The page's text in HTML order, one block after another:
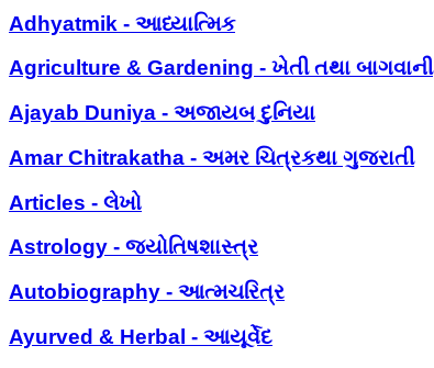
Adhyatmik - આધ્યાત્મિક
Agriculture & Gardening - ખેતી તથા બાગવાની
Ajayab Duniya - અજાયબ દુનિયા
Amar Chitrakatha - અમર ચિત્રકથા ગુજરાતી
Articles - લેખો
Astrology - જ્યોતિષશાસ્ત્ર
Autobiography - આત્મચરિત્ર
Ayurved & Herbal - આયૂર્વેદ